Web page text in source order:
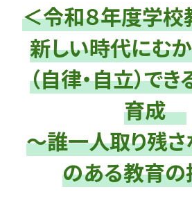
＜令和８年度学
新しい時代にむ
（自律・自立）で
育成
～誰一人取り残
のある教育